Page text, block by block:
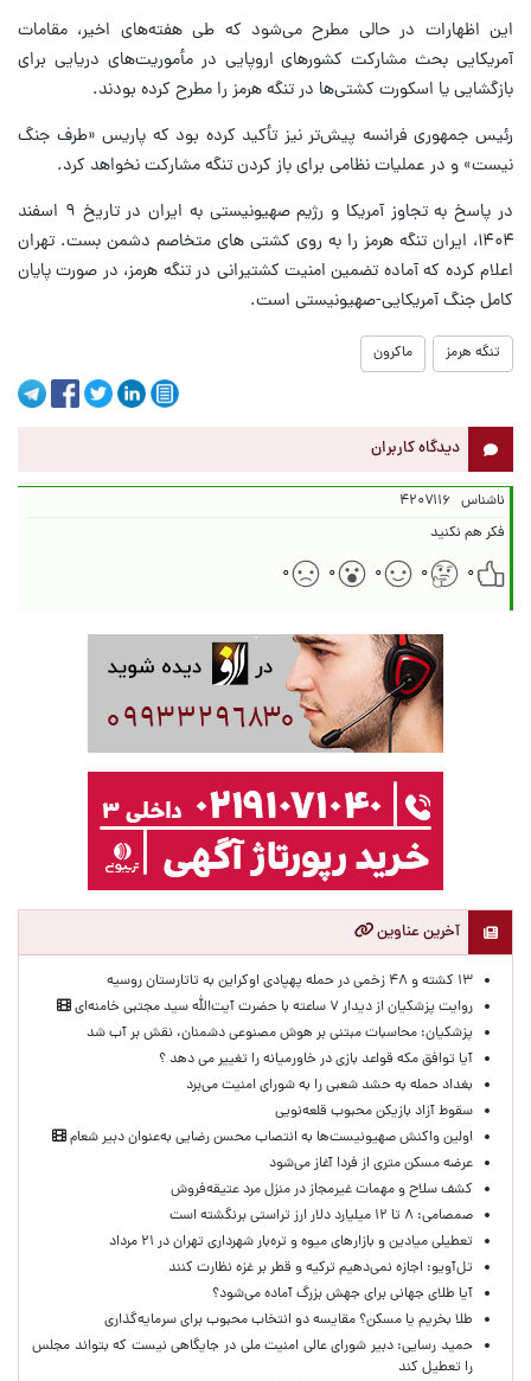
این اظهارات در حالی مطرح می‌شود که طی هفته‌های اخیر، مقامات
آمریکایی بحث مشارکت کشورهای اروپایی در مأموریت‌های دریایی برای
بازگشایی یا اسکورت کشتی‌ها در تنگه هرمز را مطرح کرده بودند.
رئیس جمهوری فرانسه پیش‌تر نیز تأکید کرده بود که پاریس «طرف جنگ
نیست» و در عملیات نظامی برای باز کردن تنگه مشارکت نخواهد کرد.
در پاسخ به تجاوز آمریکا و رژیم صهیونیستی به ایران در تاریخ ۹ اسفند
۱۴۰۴، ایران تنگه هرمز را به روی کشتی های متخاصم دشمن بست. تهران
اعلام کرده که آماده تضمین امنیت کشتیرانی در تنگه هرمز، در صورت پایان
کامل جنگ آمریکایی-صهیونیستی است.
تنگه هرمز ماکرون
دیدگاه کاربران
ناشناس ۴۲۰۷۱۱۶
فکر هم نکنید
۰
۰ ۰ ۰ ۰
آخرین عناوین
۱۳ کشته و ۴۸ زخمی در حمله پهپادی اوکراین به تاتارستان روسیه
روایت پزشکیان از دیدار ۷ ساعته با حضرت آیت‌الله سید مجتبی خامنه‌ای
پزشکیان: محاسبات مبتنی بر هوش مصنوعی دشمنان، نقش بر آب شد
آیا توافق مکه قواعد بازی در خاورمیانه را تغییر می دهد ؟
بغداد حمله به حشد شعبی را به شورای امنیت می‌برد
سقوط آزاد بازیکن محبوب قلعه‌نویی
اولین واکنش صهیونیست‌ها به انتصاب محسن رضایی به‌عنوان دبیر شعام
عرضه مسکن متری از فردا آغاز می‌شود
کشف سلاح و مهمات غیرمجاز در منزل مرد عتیقه‌فروش
صمصامی: ۸ تا ۱۲ میلیارد دلار ارز تراستی برنگشته است
تعطیلی میادین و بازارهای میوه و تره‌بار شهرداری تهران در ۲۱ مرداد
تل‌آویو: اجازه نمی‌دهیم ترکیه و قطر بر غزه نظارت کنند
آیا طلای جهانی برای جهش بزرگ آماده می‌شود؟
طلا بخریم یا مسکن؟ مقایسه دو انتخاب محبوب برای سرمایه‌گذاری
حمید رسایی: دبیر شورای عالی امنیت ملی در جایگاهی نیست که بتواند مجلس
را تعطیل کند